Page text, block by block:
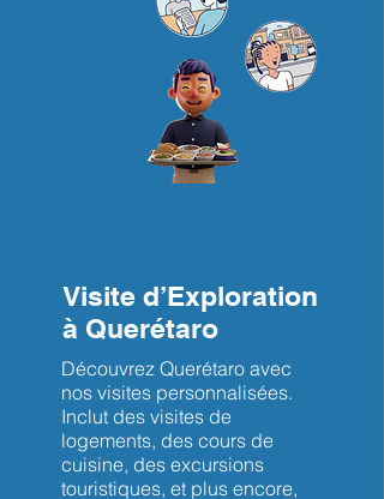
Visite d’Exploration
à Querétaro
Découvrez Querétaro avec
nos visites personnalisées.
Inclut des visites de
logements, des cours de
cuisine, des excursions
touristiques, et plus encore,